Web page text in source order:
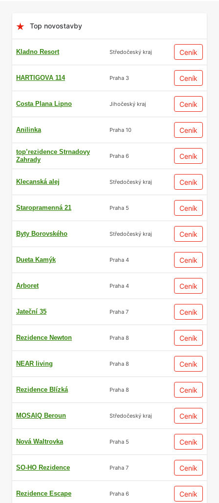
Top novostavby
Kladno Resort Středočeský kraj Ceník
HARTIGOVA 114 Praha 3 Ceník
Costa Plana Lipno Jihočeský kraj Ceník
Anilinka Praha 10 Ceník
top’rezidence Strnadovy
Zahrady
Praha 6 Ceník
Klecanská alej Středočeský kraj Ceník
Staropramenná 21 Praha 5 Ceník
Byty Borovského Středočeský kraj Ceník
Dueta Kamýk Praha 4 Ceník
Arboret Praha 4 Ceník
Jateční 35 Praha 7 Ceník
Rezidence Newton Praha 8 Ceník
NEAR living Praha 8 Ceník
Rezidence Blízká Praha 8 Ceník
MOSAIQ Beroun Středočeský kraj Ceník
Nová Waltrovka Praha 5 Ceník
SO-HO Rezidence Praha 7 Ceník
Rezidence Escape Praha 6 Ceník